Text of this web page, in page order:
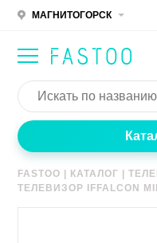
МАГНИТОГОРСК
FASTOO КАТАЛОГ |
ТЕЛЕВИЗОР IFFALCON